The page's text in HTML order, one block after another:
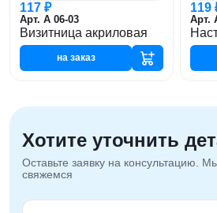
117 ₽
Арт. А 06-03
Визитница акриловая
на заказ
119
Арт.
Хотите уточнить
Оставьте заявку на консультацию.
свяжемся